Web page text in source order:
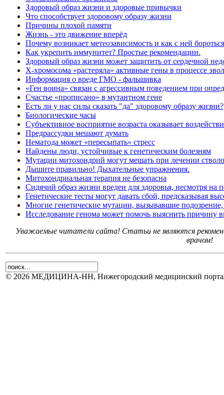
Здоровый образ жизни и здоровые привычки
Что способствует здоровому образу жизни
Причины плохой памяти
Жизнь - это движение вперёд
Почему возникает метеозависимость и как с ней
Как укрепить иммунитет? Простые рекомендации.
Здоровый образ жизни может защитить от сердечной
Х-хромосома «растеряла» активные гены в процессе
Информация о вреде ГМО - фальшивка
«Ген воина» связан с агрессивным поведением при
Счастье «прописано» в мутантном гене
Есть ли у нас силы сказать "да" здоровому образу жизни?
Биологические часы
Субъективное восприятие возраста оказывает
Предрассудки мешают думать
Нематода может «пересыпать» стресс
Найдены люди, устойчивые к генетическим болезням
Мутации митохондрий могут мешать при лечении
Дышите правильно! Дыхательные упражнения.
Митохондриальная терапия не безопасна
Сидячий образ жизни вреден для здоровья, несмотря на
Генетические тесты могут давать сбой, предсказывая
Многие генетические мутации, вызывавшие
Исследование генома может помочь выяснить причину
Уважаемые читатели сайта! Статьи не являются
врачом!
© 2026 МЕДИЦИНА-НН, Нижегородский медицинский